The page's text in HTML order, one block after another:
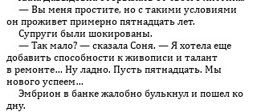
— Вы меня простите, но с такими условиями
он проживет примерно пятнадцать лет.
Супруги были шокированы.
— Так мало? — сказала Соня. — Я хотела еще
добавить способности к живописи и талант
в ремонте… Ну ладно. Пусть пятнадцать. Мы
нового успеем…
Эмбрион в банке жалобно булькнул и пошел ко
дну.